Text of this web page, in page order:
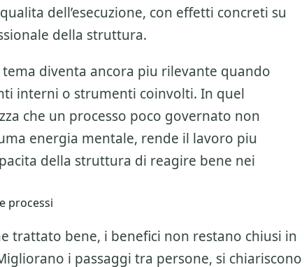
dell’esecuzione, con effetti concreti su
della struttura.
diventa ancora piu rilevante quando
interni o strumenti coinvolti. In quel
che un processo poco governato non
energia mentale, rende il lavoro piu
della struttura di reagire bene nei
processi
trattato bene, i benefici non restano chiusi in
i passaggi tra persone, si chiariscono